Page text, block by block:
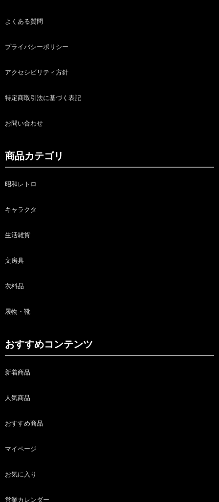
よくある質問
プライバシーポリシー
アクセシビリティ方針
特定商取引法に基づく表記
お問い合わせ
商品カテゴリ
昭和レトロ
キャラクタ
生活雑貨
文房具
衣料品
履物・靴
おすすめコンテンツ
新着商品
人気商品
おすすめ商品
マイページ
お気に入り
営業カレンダー